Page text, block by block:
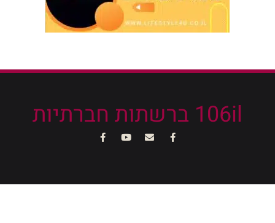
106il ברשתות חברתיות